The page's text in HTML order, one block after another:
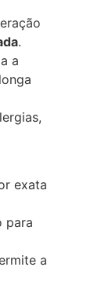
.
a
exata
para
a